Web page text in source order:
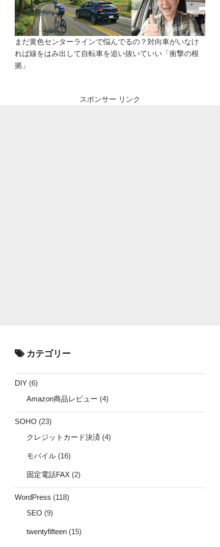
まだ黄色センターラインで悩んでるの？対向車がいなけ
れば線をはみ出して自転車を追い抜いていい「衝撃の根
拠」
スポンサー リンク
カテゴリー
DIY (6)
Amazon商品レビュー (4)
SOHO (23)
クレジットカード決済 (4)
モバイル (16)
固定電話FAX (2)
WordPress (118)
SEO (9)
twentyfifteen (15)